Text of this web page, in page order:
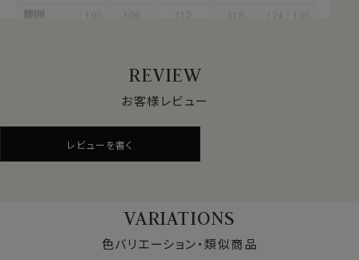
吸わない・汗でぬれた生地がなかなか乾かないといった
ことが挙げられます。
加工！
インナーシャツを着用せず素肌に直接着ても、汗を吸って
すぐ乾くので、いつもドライな着心地が保たれ、快適に過
ぬままそのまま外へ出て寒い思いをした経験がおありの
方は多いともいます。
そんな時でもドライ加工は大活躍！
REVIEW
お客様レビュー
レビューを書く
VARIATIONS
色バリエーション・類似商品